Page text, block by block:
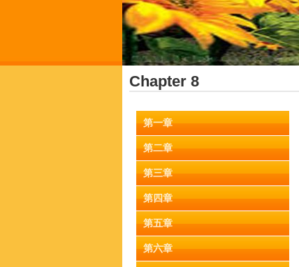
Chapter 8
第一章
第二章
第三章
第四章
第五章
第六章